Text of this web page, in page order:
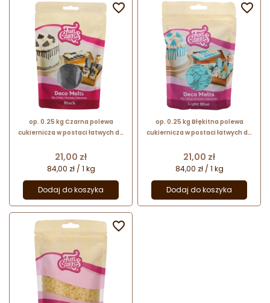
op. 0.25 kg Czarna polewa
cukiernicza w postaci łatwych do
Melts Black Fun Cakes
Cena
21,00 zł
84,00 zł / 1 kg
Dodaj do koszyka

op. 0.25 kg Błękitna polewa
cukiernicza w postaci łatwych do
Melts Light Blue Fun Cakes
Cena
21,00 zł
84,00 zł / 1 kg
Dodaj do koszyka

